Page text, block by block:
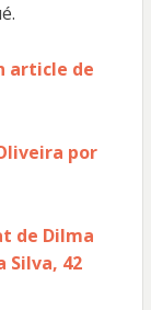
article de
por
de Dilma
Silva, 42